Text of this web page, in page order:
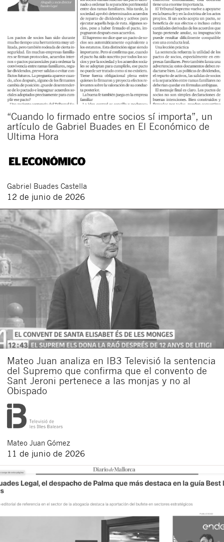
“Cuando lo firmado entre socios sí importa”, un
artículo de Gabriel Buades en El Económico de
Ultima Hora
Gabriel Buades Castella
12 de junio de 2026
Mateo Juan analiza en IB3 Televisió la sentencia
del Supremo que confirma que el convento de
Sant Jeroni pertenece a las monjas y no al
Obispado
Mateo Juan Gómez
11 de junio de 2026